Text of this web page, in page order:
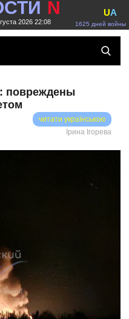
N
2026 22:08 1625 дней войны
UA
повреждены
читати українською
Ірина Ігорева